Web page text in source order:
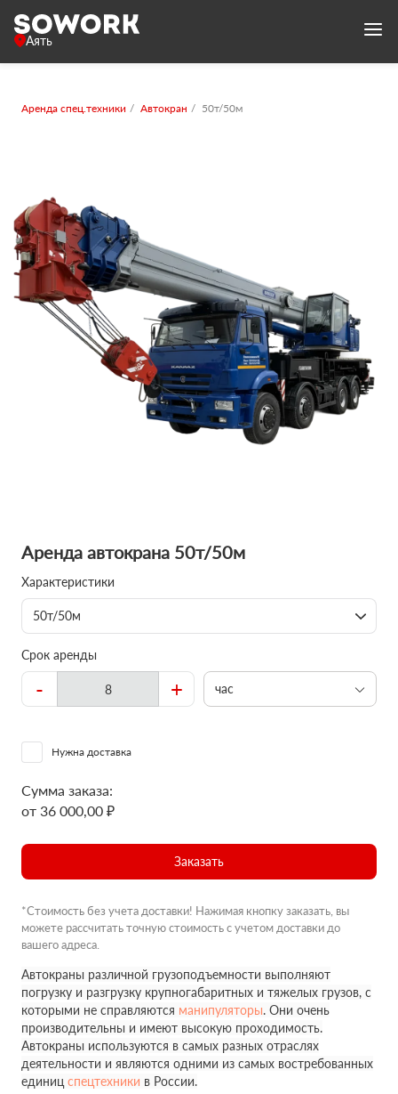
Аять
Аренда спец.техники Автокран 50т/50м
Аренда автокрана 50т/50м
Характеристики
50т/50м
Срок аренды
- + час
Нужна доставка
Сумма заказа:
от 36 000,00 ₽
Заказать
*Стоимость без учета доставки! Нажимая кнопку заказать, вы
можете рассчитать точную стоимость с учетом доставки до
вашего адреса.
Автокраны различной грузоподъемности выполняют
погрузку и разгрузку крупногабаритных и тяжелых грузов, с
которыми не справляются манипуляторы. Они очень
производительны и имеют высокую проходимость.
Автокраны используются в самых разных отраслях
деятельности и являются одними из самых востребованных
единиц спецтехники в России.